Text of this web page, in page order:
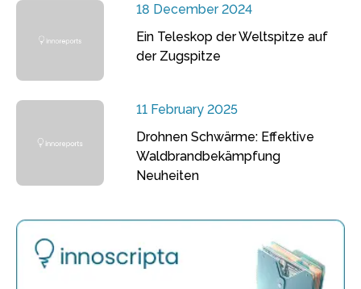
18 December 2024
Ein Teleskop der Weltspitze auf
der Zugspitze
11 February 2025
Drohnen Schwärme: Effektive
Waldbrandbekämpfung
Neuheiten